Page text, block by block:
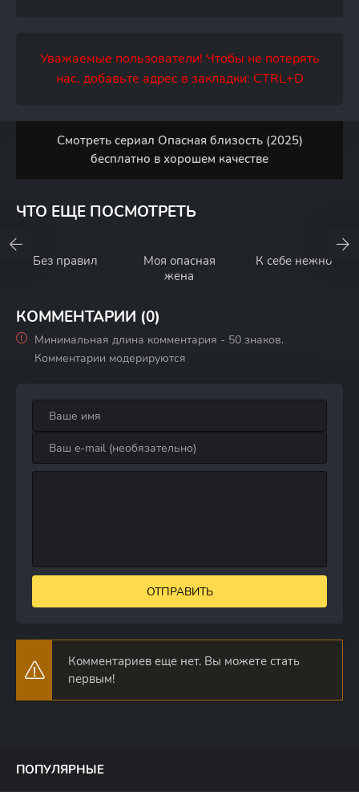
Уважаемые пользователи! Чтобы не потерять
нас, добавьте адрес в закладки: CTRL+D
Смотреть сериал Опасная близость (2025)
бесплатно в хорошем качестве
ЧТО ЕЩЕ ПОСМОТРЕТЬ
Без правил
Моя опасная
жена
К себе нежно
КОММЕНТАРИИ (0)
Минимальная длина комментария - 50 знаков.
Комментарии модерируются
ОТПРАВИТЬ
Комментариев еще нет. Вы можете стать
первым!
ПОПУЛЯРНЫЕ